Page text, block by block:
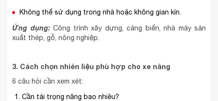
Không thể sử dụng trong nhà hoặc không gian kín.
Ứng dụng:Công trình xây dựng, cảng biển, nhà máy sản
xuất thép, gỗ, nông nghiệp.
3. Cách chọn nhiên liệu phù hợp cho xe nâng
6 câu hỏi cần xem xét:
Cần tải trọng nâng bao nhiêu?